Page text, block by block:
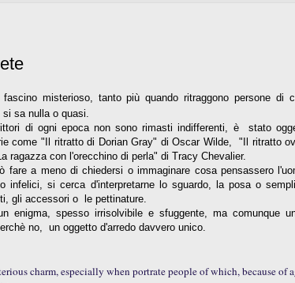
misterioso, tanto più quando ritraggono persone di
sa nulla o quasi.
di ogni epoca non sono rimasti indifferenti, è stato
come "Il ritratto di Dorian Gray" di Oscar Wilde, "Il ritratto
ragazza con l'orecchino di perla" di Tracy Chevalier.
fare a meno di chiedersi o immaginare cosa pensassero
infelici, si cerca d'interpretarne lo sguardo, la posa o
gli accessori o le pettinature.
enigma, spesso irrisolvibile e sfuggente, ma comunque
no, un oggetto d'arredo davvero unico.
charm, especially when portrate people of which, because of